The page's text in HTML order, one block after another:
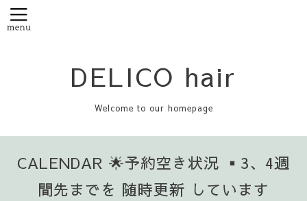
DELICO hair
Welcome to our homepage
CALENDAR 🌟予約空き状況 ▪️3、4週
間先までを 随時更新 しています